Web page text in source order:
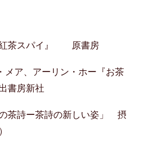
紅茶スパイ』 原書房
メア、アーリン・ホー『お茶
房新社
茶詩ー茶詩の新しい姿」 摂